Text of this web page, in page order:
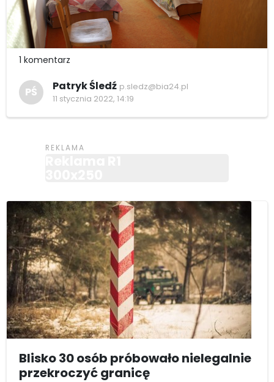
1 komentarz
PŚ Patryk Śledź p.sledz@bia24.pl
11 stycznia 2022, 14:19
Blisko 30 osób próbowało nielegalnie
przekroczyć granicę